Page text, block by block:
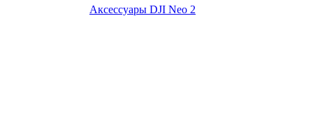
Аксессуары DJI Neo 2